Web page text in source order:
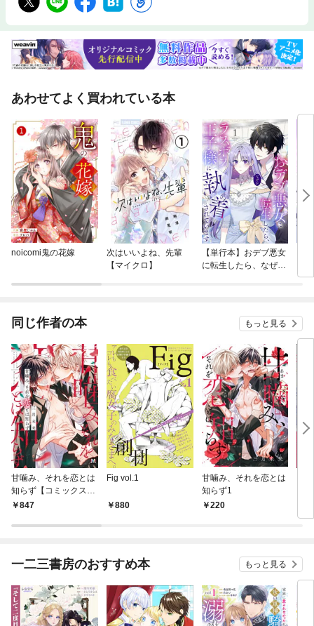
あわせてよく買われている本
noicomi鬼の花嫁
次はいいよね、先輩
【マイクロ】
【単行本】おデブ悪女
に転生したら、なぜか
同じ作者の本 もっと見る
甘噛み、それを恋とは
知らず【コミックス
版】847
Fig vol.1
880
甘噛み、それを恋とは
知らず1
220
一二三書房のおすすめ本 もっと見る